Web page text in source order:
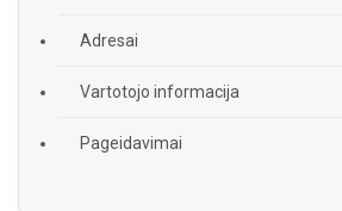
Adresai
Vartotojo informacija
Pageidavimai